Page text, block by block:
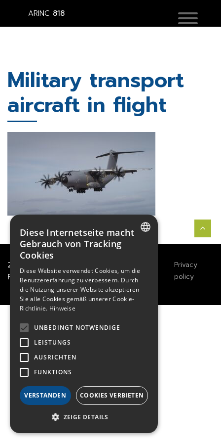
ARINC 818
Military transport
aircraft in flight
2021
River Technology
Notices
Privacy
policy
ENGLISH
GERMAN
Diese Internetseite macht
Gebrauch von Tracking
Cookies
Diese Website verwendet Cookies, um die
Benutzererfahrung zu verbessern. Durch
die Nutzung unserer Website akzeptieren
Sie alle Cookies gemäß unserer Cookie-
Richtlinie. Hinweise
UNBEDINGT NOTWENDIGE
LEISTUNGS
AUSRICHTEN
FUNKTIONS
VERSTANDEN COOKIES VERBIETEN
ZEIGE DETAILS